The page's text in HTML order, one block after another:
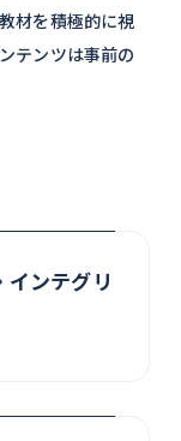
材を積極的に視
テンツは事前の
ンテグリ